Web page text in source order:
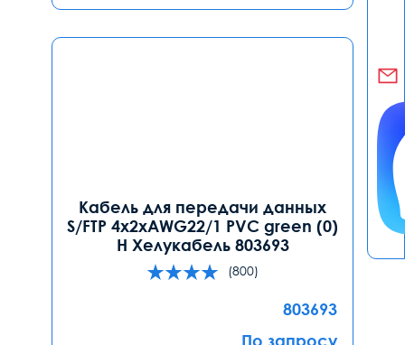
Кабель для передачи данных
S/FTP 4x2xAWG22/1 PVC green (0)
Н Хелукабель 803693
(800)
803693
По запросу